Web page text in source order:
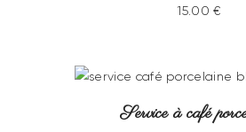
15.00 €
Service à café